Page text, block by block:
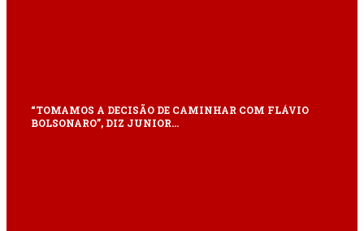
“TOMAMOS A DECISÃO DE CAMINHAR COM FLÁVIO
BOLSONARO”, DIZ JUNIOR…